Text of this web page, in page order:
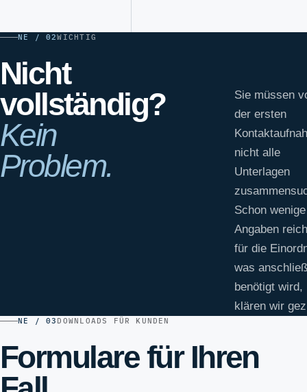
NE / 02WICHTIG
Nicht
vollständig?
Kein
Problem.
Sie müssen
der ersten
nicht alle
Unterlagen
Schon wenige
Angaben
für die
was
benötigt wird,
klären wir
NE / 03 DOWNLOADS FÜR KUNDEN
Formulare für Ihren